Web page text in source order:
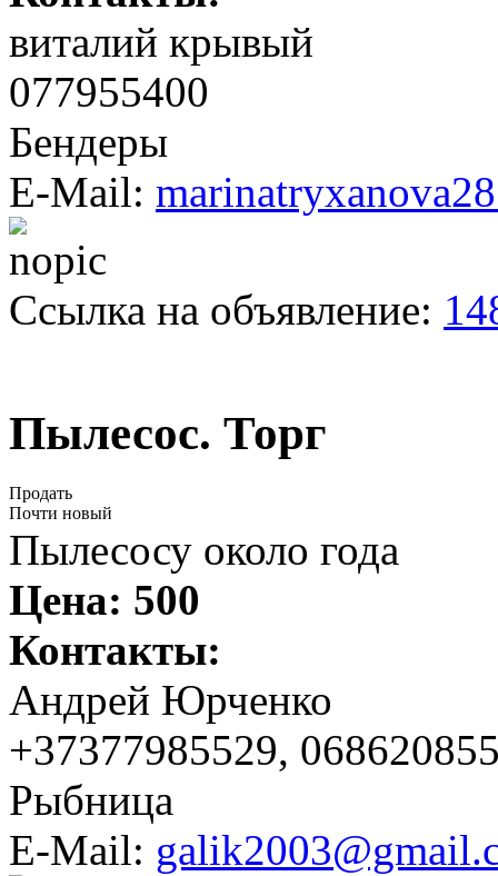
виталий крывый
077955400
Бендеры
E-Mail:
Ссылка на объявление:
Пылесос. Торг
Продать
Почти новый
Пылесосу около года
Цена: 500
Контакты:
Андрей Юрченко
+37377985529,
Рыбница
E-Mail: